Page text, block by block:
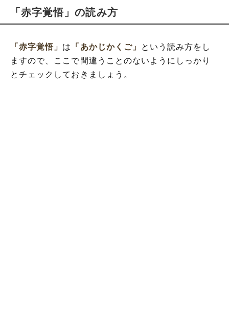
「赤字覚悟」の読み方
「赤字覚悟」 は 「あかじかくご」
という読み方をし
ますので、ここで間違うことのないようにしっかり
とチェックしておきましょう。